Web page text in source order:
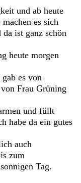
und ab heute
es sich
ist ganz schön
heute morgen
es von
Frau Grüning
und füllt
habe da ein gutes
auch
zum
Tag.